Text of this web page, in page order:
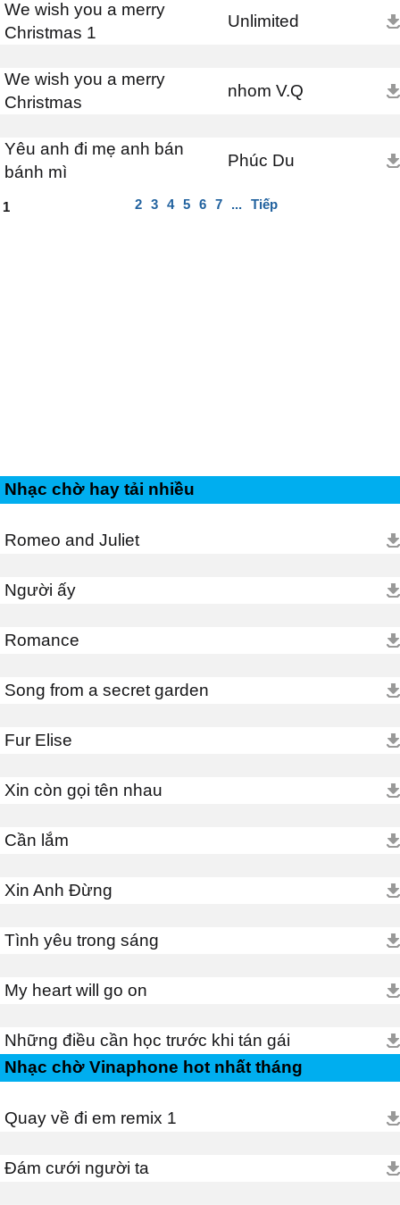
We wish you a merry
Christmas 1
Unlimited
We wish you a merry
Christmas
nhom V.Q
Yêu anh đi mẹ anh bán
bánh mì
Phúc Du
1 2 3 4 5 6 7 ... Tiếp
Nhạc chờ hay tải nhiều
Romeo and Juliet
Người ấy
Romance
Song from a secret garden
Fur Elise
Xin còn gọi tên nhau
Cần lắm
Xin Anh Đừng
Tình yêu trong sáng
My heart will go on
Những điều cần học trước khi tán gái
Nhạc chờ Vinaphone hot nhất tháng
Quay về đi em remix 1
Đám cưới người ta